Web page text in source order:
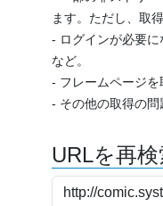
ます。ただし、取
- ログインが必要
など。
- フレームページ
- その他の取得の問
URLを再検